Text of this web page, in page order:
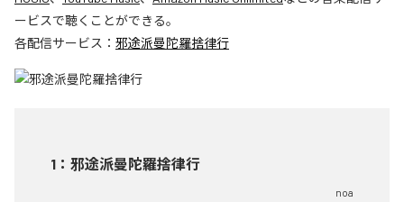
ービスで聴くことができる。
各配信サービス： 邪途派曼陀羅捨律行
1 ： 邪途派曼陀羅捨律行
noa